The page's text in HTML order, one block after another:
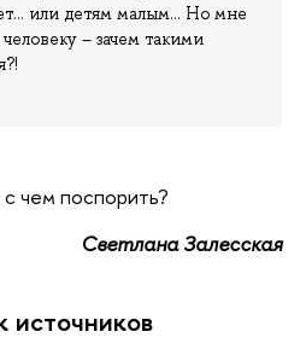
или детям малым… Но мне
– зачем такими
чем поспорить?
Светлана Залесская
источников